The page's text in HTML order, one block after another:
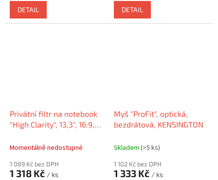
DETAIL
DETAIL
Privátní filtr na notebook
"High Clarity", 13,3", 16:9,
Momentálně nedostupné
1 089 Kč bez DPH
1 318 Kč / ks
Myš "ProFit", optická,
bezdrátová, KENSINGTON
Skladem (>5 ks)
1 102 Kč bez DPH
1 333 Kč / ks